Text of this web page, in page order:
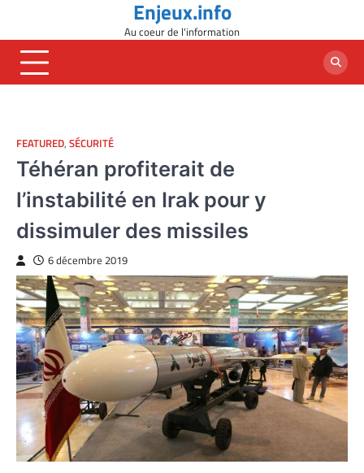
content
Enjeux.info
Au coeur de l'information
FEATURED, SÉCURITÉ
Téhéran profiterait de
l’instabilité en Irak pour y
dissimuler des missiles
6 décembre 2019